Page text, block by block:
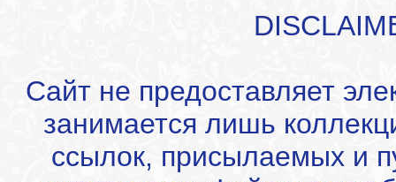
Сайт не предоставляет
занимается лишь
ссылок, присылаемых и